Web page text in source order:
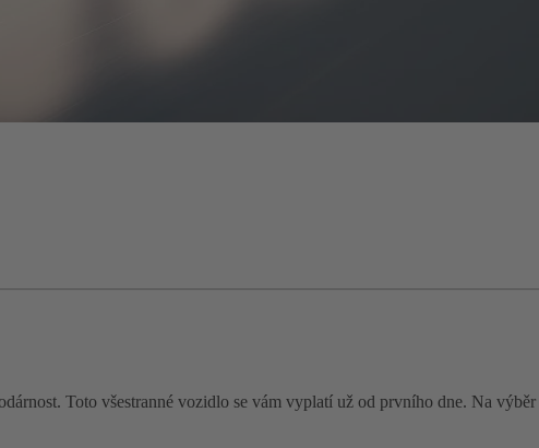
Toto všestranné vozidlo se vám vyplatí už od prvního dne. Na